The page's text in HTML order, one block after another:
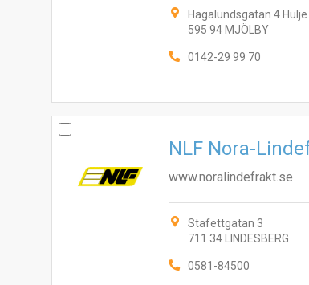
Hagalundsgatan 4 Hulje
595 94 MJÖLBY
0142-29 99 70
NLF Nora-
www.noralindefrakt.se
Stafettgatan 3
711 34 LINDESBERG
0581-84500